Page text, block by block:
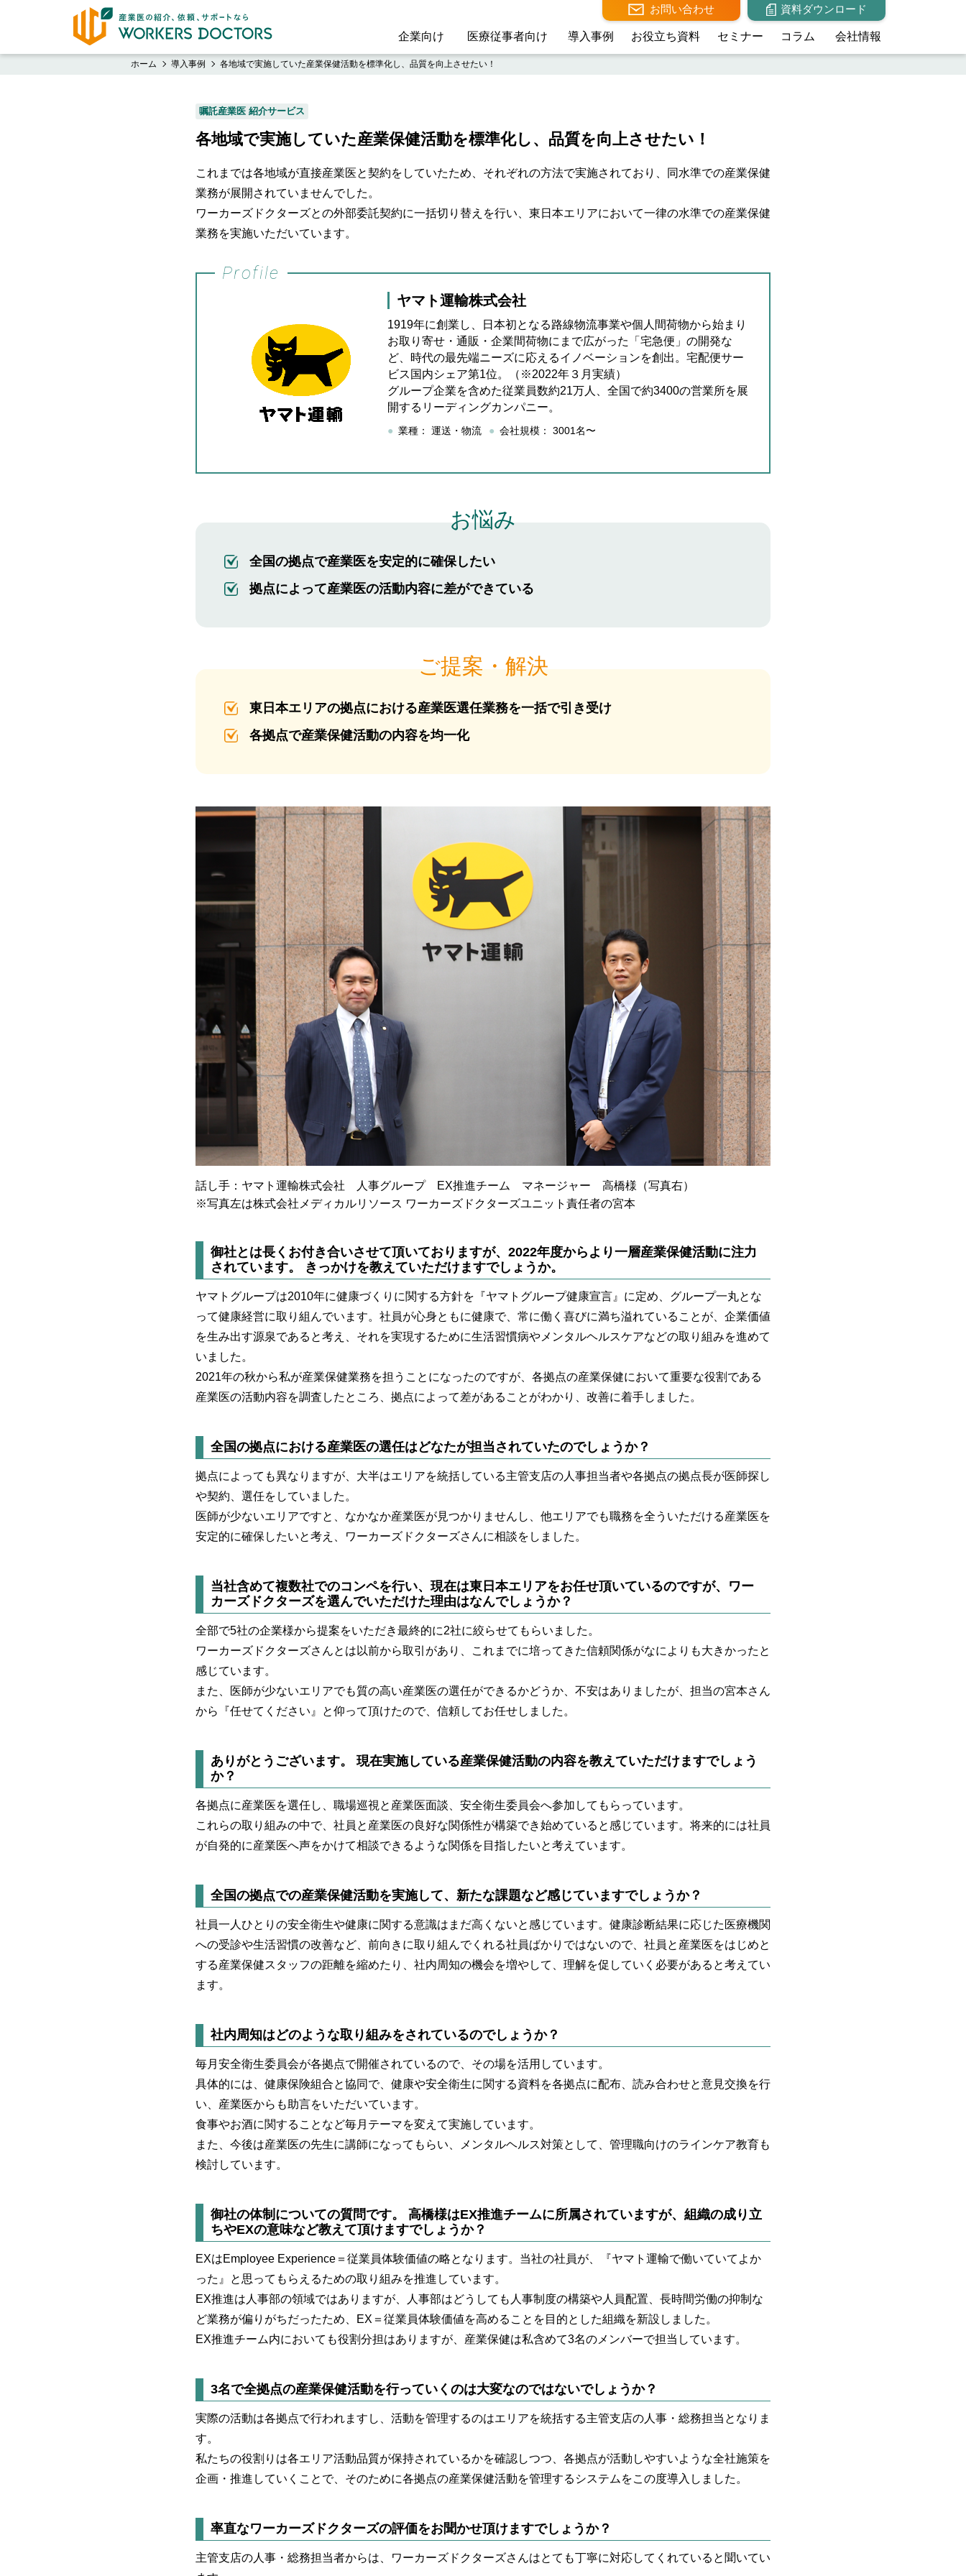
企業向け 医療従事者向け 導入事例 お役立ち資料 セミナー コラム 会社情報
お問い合わせ 資料ダウンロード
ホーム 導入事例 各地域で実施していた産業保健活動を標準化し、品質を向上させたい！
嘱託産業医 紹介サービス
各地域で実施していた産業保健活動を標準化し、品質を向上させたい！
これまでは各地域が直接産業医と契約をしていたため、それぞれの方法で実施されており、同水準での産業保健
業務が展開されていませんでした。
ワーカーズドクターズとの外部委託契約に一括切り替えを行い、東日本エリアにおいて一律の水準での産業保健
業務を実施いただいています。
ヤマト運輸株式会社
1919年に創業し、日本初となる路線物流事業や個人間荷物から始まり
お取り寄せ・通販・企業間荷物にまで広がった「宅急便」の開発な
ど、時代の最先端ニーズに応えるイノベーションを創出。宅配便サー
ビス国内シェア第1位。（※2022年３月実績）
グループ企業を含めた従業員数約21万人、全国で約3400の営業所を展
開するリーディングカンパニー。
業種： 運送・物流 会社規模： 3001名〜
お悩み
全国の拠点で産業医を安定的に確保したい
拠点によって産業医の活動内容に差ができている
ご提案・解決
東日本エリアの拠点における産業医選任業務を一括で引き受け
各拠点で産業保健活動の内容を均一化
話し手：ヤマト運輸株式会社 人事グループ EX推進チーム マネージャー 高橋様（写真右）
※写真左は株式会社メディカルリソース ワーカーズドクターズユニット責任者の宮本
御社とは長くお付き合いさせて頂いておりますが、2022年度からより一層産業保健活動に注力
されています。 きっかけを教えていただけますでしょうか。
ヤマトグループは2010年に健康づくりに関する方針を『ヤマトグループ健康宣言』に定め、グループ一丸とな
って健康経営に取り組んでいます。社員が心身ともに健康で、常に働く喜びに満ち溢れていることが、企業価値
を生み出す源泉であると考え、それを実現するために生活習慣病やメンタルヘルスケアなどの取り組みを進めて
いました。
2021年の秋から私が産業保健業務を担うことになったのですが、各拠点の産業保健において重要な役割である
産業医の活動内容を調査したところ、拠点によって差があることがわかり、改善に着手しました。
全国の拠点における産業医の選任はどなたが担当されていたのでしょうか？
拠点によっても異なりますが、大半はエリアを統括している主管支店の人事担当者や各拠点の拠点長が医師探し
や契約、選任をしていました。
医師が少ないエリアですと、なかなか産業医が見つかりませんし、他エリアでも職務を全ういただける産業医を
安定的に確保したいと考え、ワーカーズドクターズさんに相談をしました。
当社含めて複数社でのコンペを行い、現在は東日本エリアをお任せ頂いているのですが、ワー
カーズドクターズを選んでいただけた理由はなんでしょうか？
全部で5社の企業様から提案をいただき最終的に2社に絞らせてもらいました。
ワーカーズドクターズさんとは以前から取引があり、これまでに培ってきた信頼関係がなによりも大きかったと
感じています。
また、医師が少ないエリアでも質の高い産業医の選任ができるかどうか、不安はありましたが、担当の宮本さん
から『任せてください』と仰って頂けたので、信頼してお任せしました。
ありがとうございます。 現在実施している産業保健活動の内容を教えていただけますでしょう
か？
各拠点に産業医を選任し、職場巡視と産業医面談、安全衛生委員会へ参加してもらっています。
これらの取り組みの中で、社員と産業医の良好な関係性が構築でき始めていると感じています。将来的には社員
が自発的に産業医へ声をかけて相談できるような関係を目指したいと考えています。
全国の拠点での産業保健活動を実施して、新たな課題など感じていますでしょうか？
社員一人ひとりの安全衛生や健康に関する意識はまだ高くないと感じています。健康診断結果に応じた医療機関
への受診や生活習慣の改善など、前向きに取り組んでくれる社員ばかりではないので、社員と産業医をはじめと
する産業保健スタッフの距離を縮めたり、社内周知の機会を増やして、理解を促していく必要があると考えてい
ます。
社内周知はどのような取り組みをされているのでしょうか？
毎月安全衛生委員会が各拠点で開催されているので、その場を活用しています。
具体的には、健康保険組合と協同で、健康や安全衛生に関する資料を各拠点に配布、読み合わせと意見交換を行
い、産業医からも助言をいただいています。
食事やお酒に関することなど毎月テーマを変えて実施しています。
また、今後は産業医の先生に講師になってもらい、メンタルヘルス対策として、管理職向けのラインケア教育も
検討しています。
御社の体制についての質問です。 高橋様はEX推進チームに所属されていますが、組織の成り立
ちやEXの意味など教えて頂けますでしょうか？
EXはEmployee Experience＝従業員体験価値の略となります。当社の社員が、『ヤマト運輸で働いていてよか
った』と思ってもらえるための取り組みを推進しています。
EX推進は人事部の領域ではありますが、人事部はどうしても人事制度の構築や人員配置、長時間労働の抑制な
ど業務が偏りがちだったため、EX＝従業員体験価値を高めることを目的とした組織を新設しました。
EX推進チーム内においても役割分担はありますが、産業保健は私含めて3名のメンバーで担当しています。
3名で全拠点の産業保健活動を行っていくのは大変なのではないでしょうか？
実際の活動は各拠点で行われますし、活動を管理するのはエリアを統括する主管支店の人事・総務担当となりま
す。
私たちの役割りは各エリア活動品質が保持されているかを確認しつつ、各拠点が活動しやすいような全社施策を
企画・推進していくことで、そのために各拠点の産業保健活動を管理するシステムをこの度導入しました。
率直なワーカーズドクターズの評価をお聞かせ頂けますでしょうか？
主管支店の人事・総務担当者からは、ワーカーズドクターズさんはとても丁寧に対応してくれていると聞いてい